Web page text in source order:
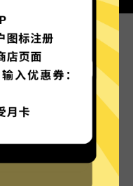
速器?
速服务器节点，并且还